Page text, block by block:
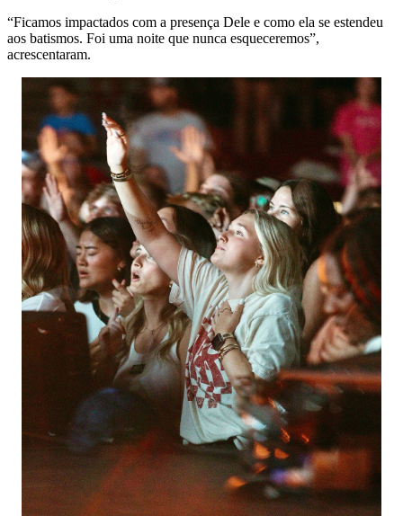
“Ficamos impactados com a presença Dele e como ela se estendeu
aos batismos. Foi uma noite que nunca esqueceremos”,
acrescentaram.